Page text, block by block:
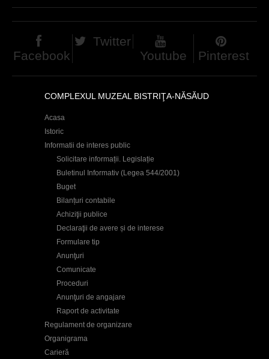
Facebook
Twitter
Youtube
Pinterest
COMPLEXUL MUZEAL BISTRIŢA-NĂSĂUD
Acasa
Istoric
Informatii de interes public
Solicitare informații. Legislație
Buletinul Informativ (Legea 544/2001)
Buget
Bilanțuri contabile
Achiziţii publice
Declaraţii de avere și de interese
Formulare tip
Anunţuri
Comunicate
Proceduri
Anunţuri de angajare
Raport de activitate
Regulament de organizare
Organigrama
Carieră